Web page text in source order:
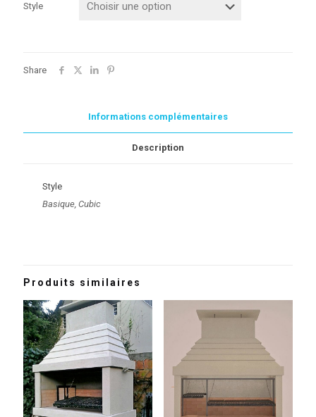
Style
Share
Informations complémentaires
Description
Style
Basique, Cubic
Produits similaires